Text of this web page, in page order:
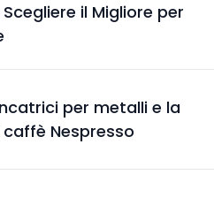
il Migliore per
per metalli e la
Nespresso